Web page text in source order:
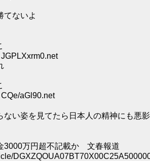
てないよ
aGl90.net
ない姿を見てたら日本人の精神にも悪影
3000万円超不記載か 文春報道